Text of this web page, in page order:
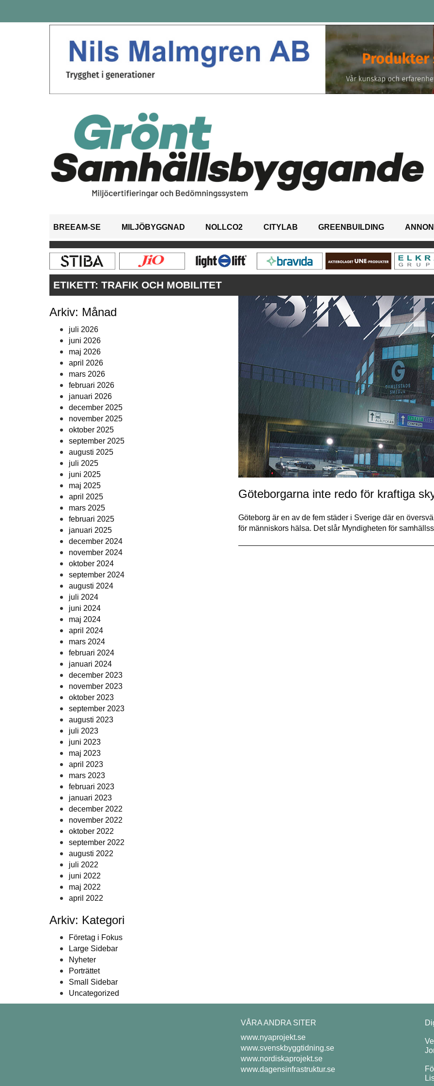
BREEAM-SE MILJÖBYGGNAD NOLLCO2 CITYLAB GREENBUILDING
ETIKETT: TRAFIK OCH MOBILITET
Arkiv: Månad
juli 2026
juni 2026
maj 2026
april 2026
mars 2026
februari 2026
januari 2026
december 2025
november 2025
oktober 2025
september 2025
augusti 2025
juli 2025
juni 2025
maj 2025
april 2025
mars 2025
februari 2025
januari 2025
december 2024
november 2024
oktober 2024
september 2024
augusti 2024
juli 2024
juni 2024
maj 2024
april 2024
mars 2024
februari 2024
januari 2024
december 2023
november 2023
oktober 2023
september 2023
augusti 2023
juli 2023
juni 2023
maj 2023
april 2023
mars 2023
februari 2023
januari 2023
december 2022
november 2022
oktober 2022
september 2022
augusti 2022
juli 2022
juni 2022
maj 2022
april 2022
Arkiv: Kategori
Företag i Fokus
Large Sidebar
Nyheter
Porträttet
Small Sidebar
Uncategorized
Göteborgarna inte redo för kraftiga
Göteborg är en av de fem städer i Sverige där en
för människors hälsa. Det slår Myndigheten för
VÅRA ANDRA SITER
www.nyaprojekt.se
www.svenskbyggtidning.se
www.nordiskaprojekt.se
www.dagensinfrastruktur.se